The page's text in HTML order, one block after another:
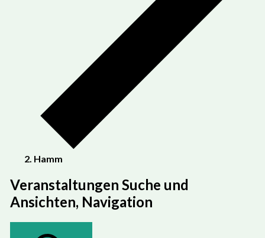
Hamm
Veranstaltungen
Veranstaltungen Suche und
Ansichten, Navigation